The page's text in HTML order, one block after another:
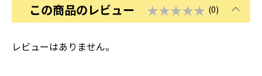
この商品のレビュー ★★★★★ (0)
レビューはありません。